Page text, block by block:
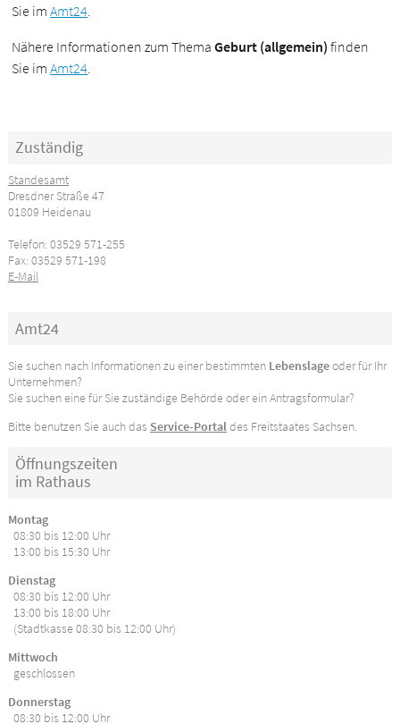
Sie imAmt24.
Nähere Informationen zum ThemaGeburt (allgemein) finden
Sie imAmt24.
Zuständig
Standesamt
Dresdner Straße 47
01809 Heidenau
Telefon: 03529 571-255
Fax: 03529 571-198
E-Mail
Amt24
Sie suchen nach Informationen zu einer bestimmten Lebenslageoder für Ihr
Unternehmen?
Sie suchen eine für Sie zuständige Behörde oder ein Antragsformular?
Bitte benutzen Sie auch das Service-Portaldes Freitstaates Sachsen.
Öffnungszeiten
im Rathaus
Montag
08:30 bis 12:00 Uhr
13:00 bis 15:30 Uhr
Dienstag
08:30 bis 12:00 Uhr
13:00 bis 18:00 Uhr
(Stadtkasse 08:30 bis 12:00 Uhr)
Mittwoch
geschlossen
Donnerstag
08:30 bis 12:00 Uhr